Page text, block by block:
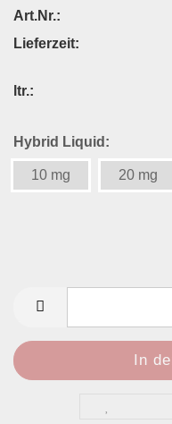
Art.Nr.:
Lieferzeit:
ltr.:
Hybrid Liquid:
10 mg 20 mg